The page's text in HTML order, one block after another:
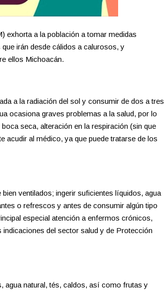
exhorta a la población a tomar medidas
irán desde cálidos a calurosos, y
ellos Michoacán.
a la radiación del sol y consumir de dos a tres
ocasiona graves problemas a la salud, por lo
seca, alteración en la respiración (sin que
acudir al médico, ya que puede tratarse de los
ventilados; ingerir suficientes líquidos, agua
o refrescos y antes de consumir algún tipo
especial atención a enfermos crónicos,
del sector salud y de Protección
agua natural, tés, caldos, así como frutas y